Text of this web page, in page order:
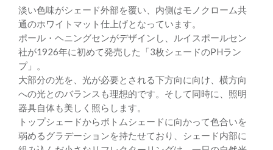
淡い色味がシェード外部を覆い、内側はモノクローム共
通のホワイトマット仕上げとなっています。
ポール・ヘニングセンがデザインし、ルイスポールセン
社が1926年に初めて発売した「3枚シェードのPHラン
プ」。
大部分の光を、光が必要とされる下方向に向け、横方向
への光とのバランスも理想的です。そして同時に、照明
器具自体も美しく照らします。
トップシェードからボトムシェードに向かって色合いを
弱めるグラデーションを持たせており、シェード内部に